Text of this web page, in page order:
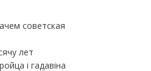
советская
лет
і гадавіна